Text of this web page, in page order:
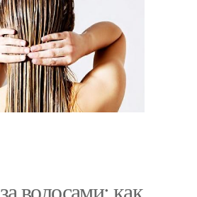
волосами: как